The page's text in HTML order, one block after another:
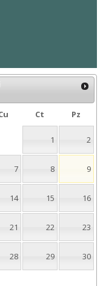
Ct Pz
1 2
7 8 9
14 15 16
21 22 23
28 29 30